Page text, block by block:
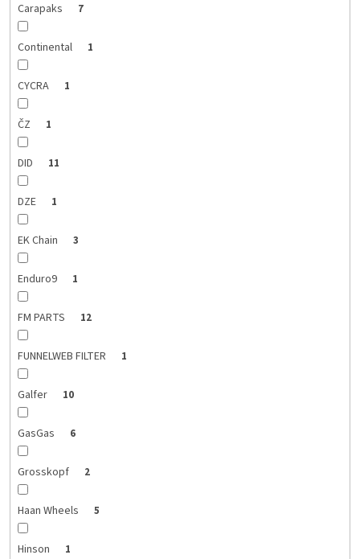
Carapaks 7
Continental 1
CYCRA 1
ČZ 1
DID 11
DZE 1
EK Chain 3
Enduro9 1
FM PARTS 12
FUNNELWEB FILTER 1
Galfer 10
GasGas 6
Grosskopf 2
Haan Wheels 5
Hinson 1